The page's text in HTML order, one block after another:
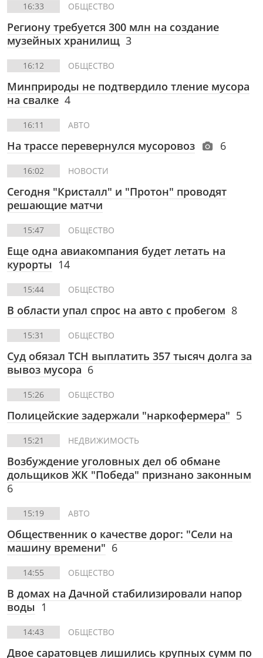
16:33 ОБЩЕСТВО
Региону требуется 300 млн на создание
музейных хранилищ 3
16:12 ОБЩЕСТВО
Минприроды не подтвердило тление мусора
на свалке 4
16:11 АВТО
На трассе перевернулся мусоровоз 6
16:02 НОВОСТИ
Сегодня "Кристалл" и "Протон" проводят
решающие матчи
15:47 ОБЩЕСТВО
Еще одна авиакомпания будет летать на
курорты 14
15:44 ОБЩЕСТВО
В области упал спрос на авто с пробегом 8
15:31 ОБЩЕСТВО
Суд обязал ТСН выплатить 357 тысяч долга за
вывоз мусора 6
15:26 ОБЩЕСТВО
Полицейские задержали "наркофермера" 5
15:21 НЕДВИЖИМОСТЬ
Возбуждение уголовных дел об обмане
дольщиков ЖК "Победа" признано законным
6
15:19 АВТО
Общественник о качестве дорог: "Сели на
машину времени" 6
14:55 ОБЩЕСТВО
В домах на Дачной стабилизировали напор
воды 1
14:43 ОБЩЕСТВО
Двое саратовцев лишились крупных сумм по